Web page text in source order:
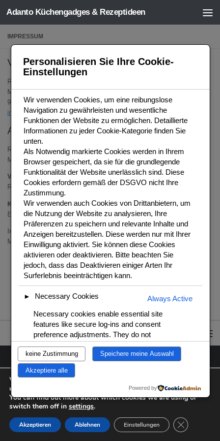
Zum Inhalt springen
Adanto Küchengadges & Rezeptideen
IMPRESSUM
Verantwortlich für den Inhalt
Ralf Heemeier
Mozartweg 3
96247 Michelau
info@activmedia.org
Angaben gemäß § 5 TMG
Ralf Heemeier
Mozartweg 3 – 96247 Michelau, Deutschland
Vertreten durch:
Ralf Heemeier
Kontakt:
E-Mail:info@activmedia.org
Inhaltlich Verantwortlich: Ralf Heemeier – Mozartweg 3 – 96247
Michelau
Adanto Küchengadges & Rezeptideen © 2026. Alle Rechte vorbehalten.
- Entworfen mit demHueman-Theme
Personalisieren Sie Ihre Cookie-
Einstellungen
Wir verwenden Cookies, um eine reibungslose
Navigation zu gewährleisten und wesentliche
Funktionen der Website zu ermöglichen. Detaillierte
Informationen zu jeder Cookie-Kategorie finden Sie
unten.
Als Notwendig markierte Cookies werden in Ihrem
Browser gespeichert, da sie für die grundlegende
Funktionalität der Website unerlässlich sind. Diese
Cookies erfordern gemäß der DSGVO nicht Ihre
Zustimmung.
Wir verwenden auch Cookies von Drittanbietern, um
die Nutzung der Website zu analysieren, Ihre
Präferenzen zu speichern und relevante Inhalte und
Anzeigen bereitzustellen. Diese werden nur mit Ihrer
Einwilligung aktiviert. Sie können diese Cookies
aktivieren oder deaktivieren. Bitte beachten Sie
jedoch, dass das Deaktivieren einiger Arten Ihr
Surferlebnis beeinträchtigen kann.
► Necessary Cookies
Always Active
Necessary cookies enable essential site
features like secure log-ins and consent
preference adjustments. They do not
store personal data.
► Functional Cookies
content sharing on social media,
collecting feedback, and enabling third-
party tools.
keine Zustimmung Speichere meine Auswahl
Akzeptiere alle
Powered by
Wir verwenden Cookies, um dir die bestmögliche Erfahrung auf
unserer Website zu bieten.
You can find out more about which cookies we are using or
switch them off in settings.
Akzeptieren Ablehnen Einstellungen GDPR